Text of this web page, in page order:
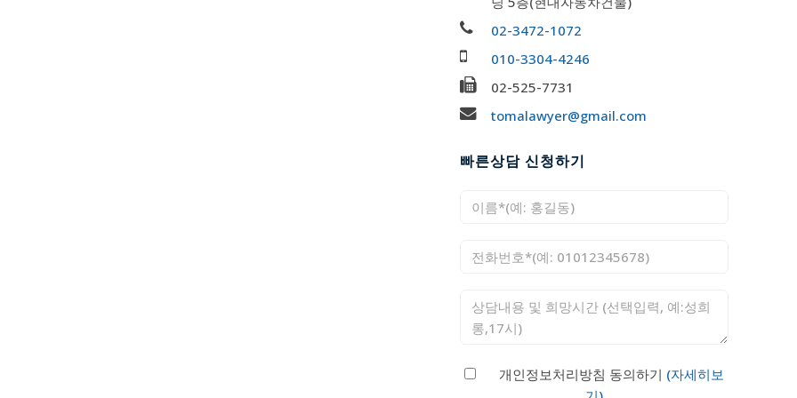
02-3472-1072
010-3304-4246
02-525-7731
tomalawyer@gmail.com
빠른상담 신청하기
개인정보처리방침 동의하기 (자세히보